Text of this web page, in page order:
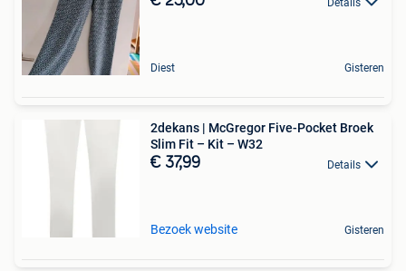
Diest Gisteren
2dekans | McGregor Five-Pocket Broek
Slim Fit – Kit – W32
€ 37,99 Details
Bezoek website Gisteren